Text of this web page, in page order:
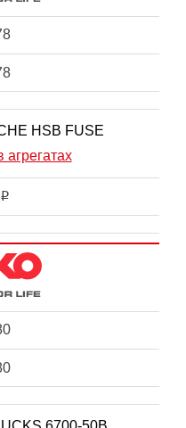
HSB FUSE
агрегатах
i